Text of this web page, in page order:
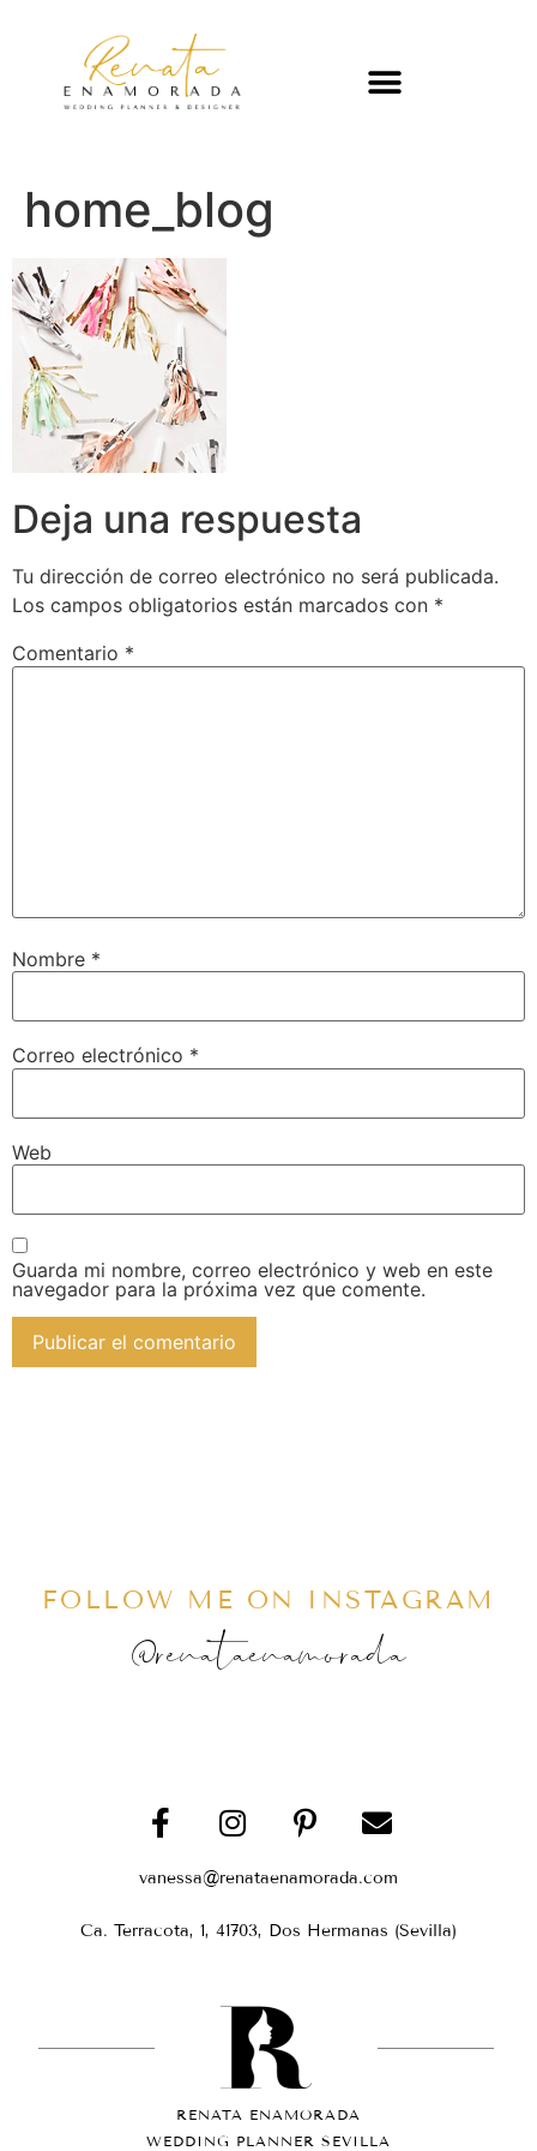
home_blog
Deja una respuesta
Tu dirección de correo electrónico no será publicada.
Los campos obligatorios están marcados con *
Comentario *
Nombre *
Correo electrónico *
Web
Guarda mi nombre, correo electrónico y web en este
navegador para la próxima vez que comente.
FOLLOW ME ON INSTAGRAM
@renataenamorada
vanessa@renataenamorada.com
Ca. Terracota, 1, 41703, Dos Hermanas (Sevilla)
RENATA ENAMORADA
WEDDING PLANNER SEVILLA